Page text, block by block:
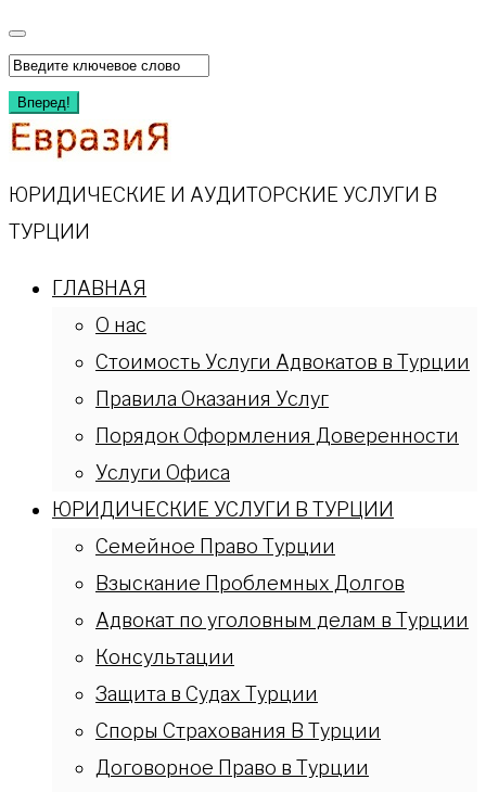
Перейти
к
содержимому
Искать:
Вперед!
ЮРИДИЧЕСКИЕ И АУДИТОРСКИЕ УСЛУГИ В
ТУРЦИИ
ГЛАВНАЯ
О нас
Стоимость Услуги Адвокатов в Турции
Правила Оказания Услуг
Порядок Оформления Доверенности
Услуги Офиса
ЮРИДИЧЕСКИЕ УСЛУГИ В ТУРЦИИ
Семейное Право Турции
Взыскание Проблемных Долгов
Адвокат по уголовным делам в Турции
Консультации
Защита в Судах Турции
Споры Страхования В Турции
Договорное Право в Турции